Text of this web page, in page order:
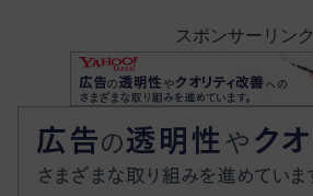
スポンサーリンク